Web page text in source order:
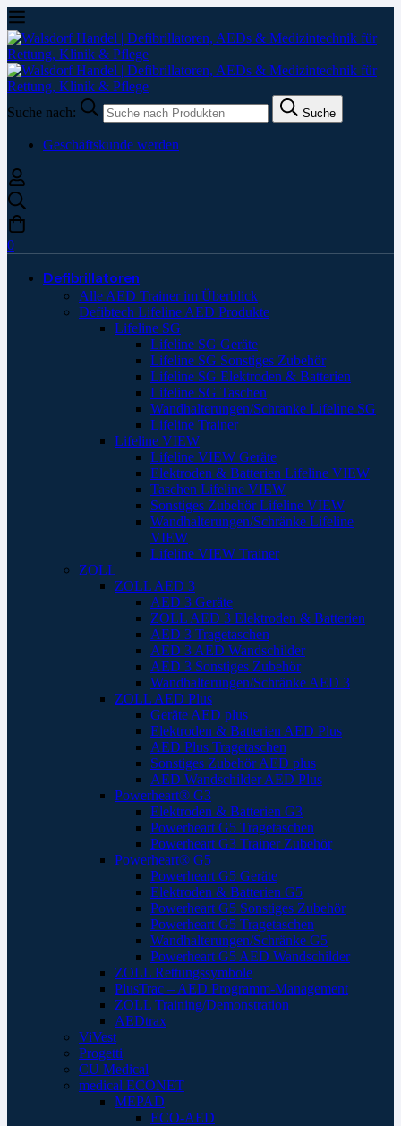
Suche nach: Suche
Geschäftskunde werden
0
Defibrillatoren
Alle AED Trainer im Überblick
Defibtech Lifeline AED Produkte
Lifeline SG
Lifeline SG Geräte
Lifeline SG Sonstiges Zubehör
Lifeline SG Elektroden & Batterien
Lifeline SG Taschen
Wandhalterungen/Schränke Lifeline SG
Lifeline Trainer
Lifeline VIEW
Lifeline VIEW Geräte
Elektroden & Batterien Lifeline VIEW
Taschen Lifeline VIEW
Sonstiges Zubehör Lifeline VIEW
Wandhalterungen/Schränke Lifeline
VIEW
Lifeline VIEW Trainer
ZOLL
ZOLL AED 3
AED 3 Geräte
ZOLL AED 3 Elektroden & Batterien
AED 3 Tragetaschen
AED 3 AED Wandschilder
AED 3 Sonstiges Zubehör
Wandhalterungen/Schränke AED 3
ZOLL AED Plus
Geräte AED plus
Elektroden & Batterien AED Plus
AED Plus Tragetaschen
Sonstiges Zubehör AED plus
AED Wandschilder AED Plus
Powerheart® G3
Elektroden & Batterien G3
Powerheart G5 Tragetaschen
Powerheart G3 Trainer Zubehör
Powerheart® G5
Powerheart G5 Geräte
Elektroden & Batterien G5
Powerheart G5 Sonstiges Zubehör
Powerheart G5 Tragetaschen
Wandhalterungen/Schränke G5
Powerheart G5 AED Wandschilder
ZOLL Rettungssymbole
PlusTrac – AED Programm-Management
ZOLL Training/Demonstration
AEDtrax
ViVest
Progetti
CU Medical
medical ECONET
MEPAD
ECO-AED